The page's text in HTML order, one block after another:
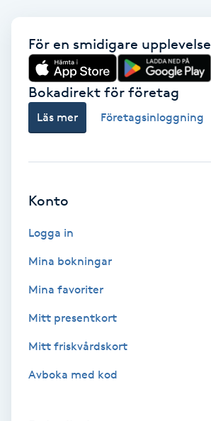
Fillers
Fotmassage
Fotsvamp
Fransborttagning
Fransfärgning
Fransförlängning Megavolym
För en smidigare upplevelse
Bokadirekt för företag
Läs mer Företagsinloggning
Konto
Logga in
Mina bokningar
Mina favoriter
Mitt presentkort
Mitt friskvårdskort
Avboka med kod